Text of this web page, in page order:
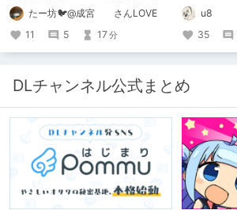
について～」の感想です。 妄想も多
いです。たー坊🐦@成宮 さんLOVE
11
5 17分
u8
35
DLチャンネル公式まとめ